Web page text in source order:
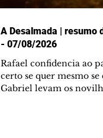
A Desalmada | resumo
- 07/08/2026
Rafael confidencia ao
certo se quer mesmo se
Gabriel levam os